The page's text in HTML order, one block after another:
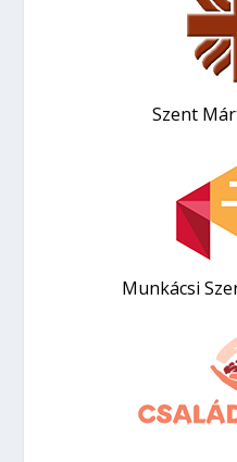
Szent
Munkácsi